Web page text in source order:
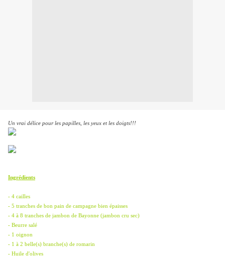
Un vrai délice pour les papilles, les yeux et les doigts!!!
Ingrédients
- 4 cailles
- 5 tranches de bon pain de campagne bien épaisses
- 4 à 8 tranches de jambon de Bayonne (jambon cru sec)
- Beurre salé
- 1 oignon
- 1 à 2 belle(s) branche(s) de romarin
- Huile d'olives